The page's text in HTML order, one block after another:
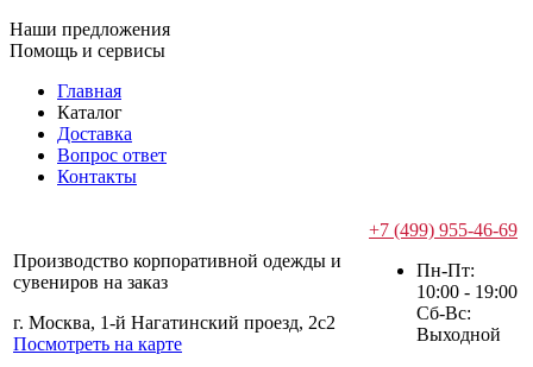
Наши предложения
Помощь и сервисы
Главная
Каталог
Доставка
Вопрос ответ
Контакты
Производство корпоративной одежды и
сувениров на заказ
г. Москва, 1-й Нагатинский проезд, 2с2
Посмотреть на карте
+7 (499) 955-46-69
Пн-Пт:
10:00 - 19:00
Сб-Вс:
Выходной